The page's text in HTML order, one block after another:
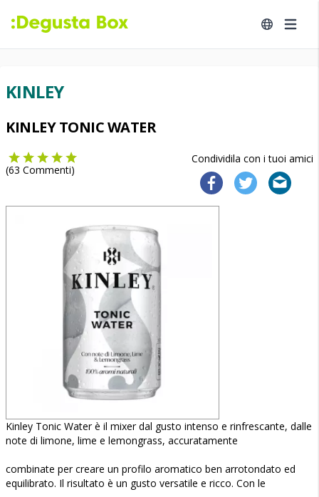
KINLEY
KINLEY TONIC WATER
Condividila con i tuoi amici
(63 Commenti)
Kinley Tonic Water è il mixer dal gusto intenso e rinfrescante, dalle
note di limone, lime e lemongrass, accuratamente
combinate per creare un profilo aromatico ben arrotondato ed
equilibrato. Il risultato è un gusto versatile e ricco. Con le